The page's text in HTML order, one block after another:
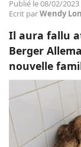
Publié le 08/02/2023
Ecrit parWendy
Il aura fallu
Berger
nouvelle